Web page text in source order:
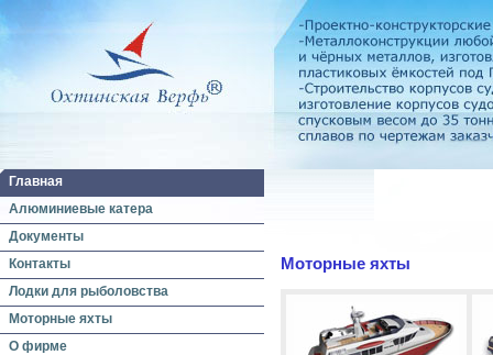
Главная
Алюминиевые катера
Документы
Контакты
Лодки для рыболовства
Моторные яхты
О фирме
Моторные яхты